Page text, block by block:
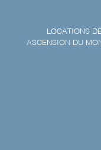
LOCATIONS
ASCENSION DU